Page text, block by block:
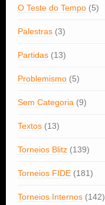
O Teste do Tempo (5)
Palestras (3)
Partidas (13)
Problemismo (5)
Sem Categoria (9)
Textos (13)
Torneios Blitz (139)
Torneios FIDE (181)
Torneios Internos (142)